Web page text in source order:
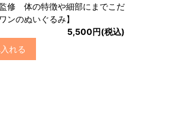
監修 体の特徴や細部にまでこだ
ンのぬいぐるみ】
5,500円(税込)
れる